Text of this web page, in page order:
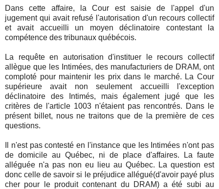
Dans cette affaire, la Cour est saisie de l'appel d'un
jugement qui avait refusé l'autorisation d'un recours collectif
et avait accueilli un moyen déclinatoire contestant la
compétence des tribunaux québécois.
La requête en autorisation d'instituer le recours collectif
allègue que les Intimées, des manufacturiers de DRAM, ont
comploté pour maintenir les prix dans le marché. La Cour
supérieure avait non seulement accueilli l'exception
déclinatoire des Intimés, mais également jugé que les
critères de l'article 1003 n'étaient pas rencontrés. Dans le
présent billet, nous ne traitons que de la première de ces
questions.
Il n'est pas contesté en l'instance que les Intimées n'ont pas
de domicile au Québec, ni de place d'affaires. La faute
alléguée n'a pas non eu lieu au Québec. La question est
donc celle de savoir si le préjudice allégué(d'avoir payé plus
cher pour le produit contenant du DRAM) a été subi au